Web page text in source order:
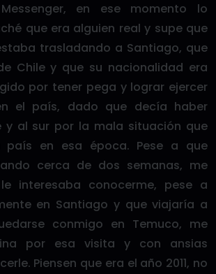
en ese momento lo
que era alguien real y supe que
trasladando a Santiago, que
Chile y que su nacionalidad era
por tener pega y lograr ejercer
el país, dado que decía haber
y al sur por la mala situación que
país en esa época. Pese a que
cerca de dos semanas, me
interesaba conocerme, pese a
en Santiago y que viajaría a
conmigo en Temuco, me
por esa visita y con ansias
Piensen que era el año 2011, no